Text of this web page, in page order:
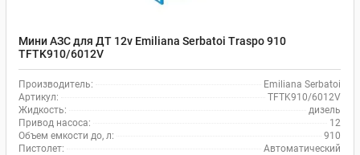
Мини АЗС для ДТ 12v Emiliana Serbatoi Traspo 910
TFTK910/6012V
Производитель:
Emiliana Serbatoi
Артикул:
TFTK910/6012V
Жидкость:
дизель
Привод насоса:
12
Объем емкости до, л:
910
Пистолет:
Автоматический